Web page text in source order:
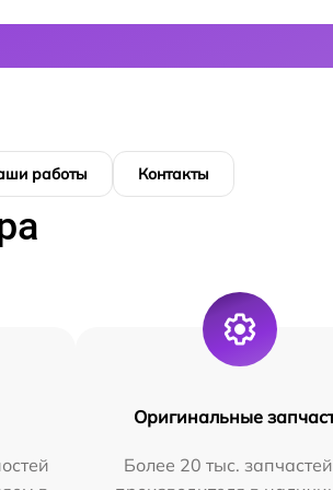
работы Контакты
Оригинальные
Более 20 тыс.